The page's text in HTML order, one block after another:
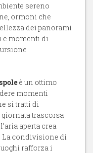
sereno
ormoni che
dei panorami
momenti di
è un ottimo
momenti
si tratti di
trascorsa
aperta crea
condivisione di
rafforza i